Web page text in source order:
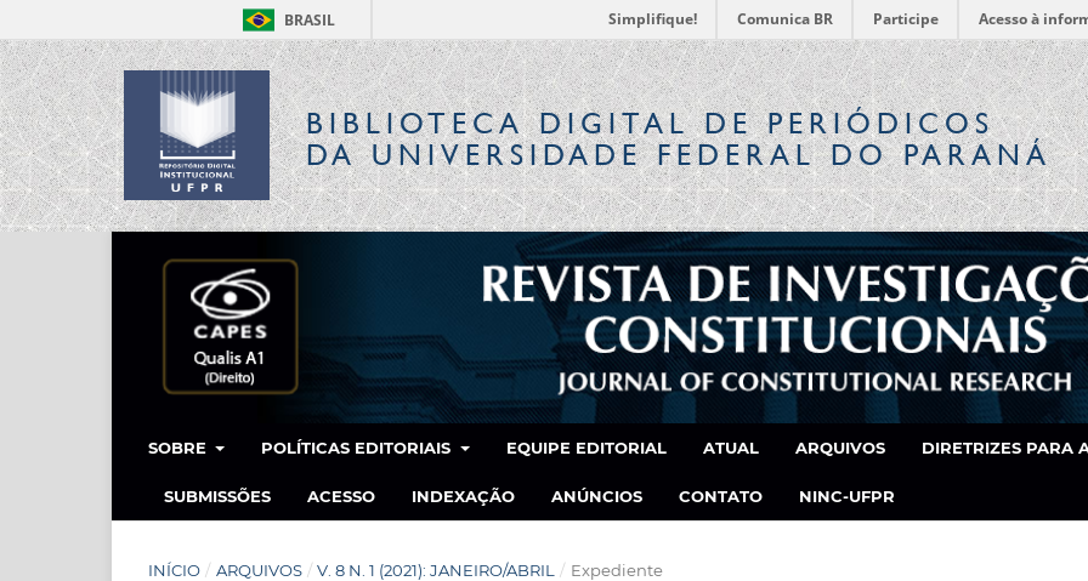
BRASIL Simplifique! Comunica BR Participe Acesso à
BIBLIOTECA DIGITALDE PERIÓDICOS
DA UNIVERSIDADE FEDERAL DO PARANÁ
SOBRE POLÍTICAS EDITORIAIS EQUIPE EDITORIAL ATUAL ARQUIVOS DIRETRIZES PARA
SUBMISSÕES ACESSO INDEXAÇÃO ANÚNCIOS CONTATO NINC-UFPR
INÍCIO / ARQUIVOS / V. 8 N. 1 (2021): JANEIRO/ABRIL / Expediente